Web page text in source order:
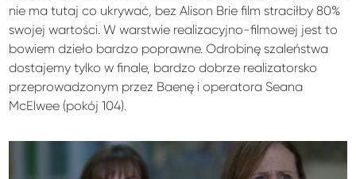
nie ma tutaj co ukrywać, bez Alison Brie film straciłby 80%
swojej wartości. W warstwie realizacyjno-filmowej jest to
bowiem dzieło bardzo poprawne. Odrobinę szaleństwa
dostajemy tylko w finale, bardzo dobrze realizatorsko
przeprowadzonym przez Baenę i operatora Seana
McElwee (pokój 104).